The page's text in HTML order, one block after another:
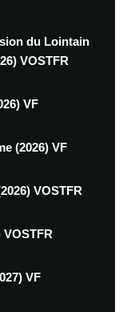
du Lointain
VOSTFR
VF
(2026) VF
VOSTFR
VF